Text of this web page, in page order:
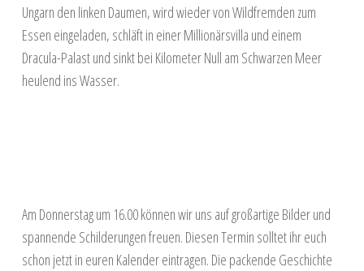
Ungarn den linken Daumen, wird wieder von Wildfremden zum
Essen eingeladen, schläft in einer Millionärsvilla und einem
Dracula-Palast und sinkt bei Kilometer Null am Schwarzen Meer
heulend ins Wasser.
Am Donnerstag um 16.00 können wir uns auf großartige Bilder und
spannende Schilderungen freuen. Diesen Termin solltet ihr euch
schon jetzt in euren Kalender eintragen. Die packende Geschichte